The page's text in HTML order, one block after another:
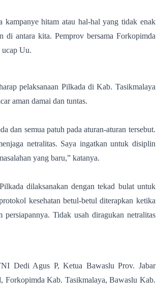
kampanye hitam atau hal-hal yang tidak enak
di antara kita. Pemprov bersama Forkopimda
ucap Uu.
pelaksanaan Pilkada di Kab. Tasikmalaya
aman damai dan tuntas.
dan semua patuh pada aturan-aturan tersebut.
netralitas. Saya ingatkan untuk disiplin
yang baru,” katanya.
dilaksanakan dengan tekad bulat untuk
kesehatan betul-betul diterapkan ketika
Tidak usah diragukan netralitas
Dedi Agus P, Ketua Bawaslu Prov. Jabar
Forkopimda Kab. Tasikmalaya, Bawaslu Kab.